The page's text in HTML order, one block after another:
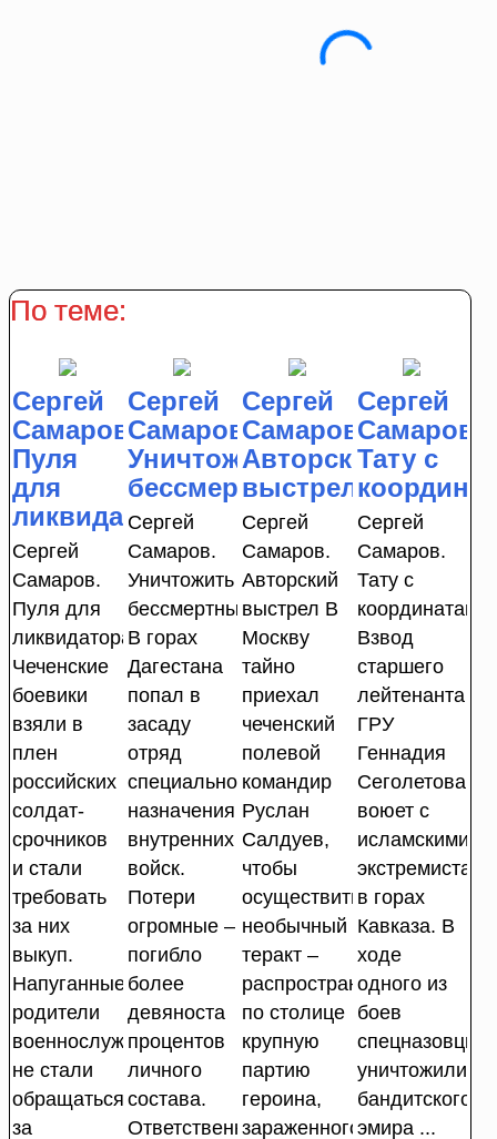
По теме:
Сергей
Самаров.
Пуля
для
ликвидатора
Сергей
Самаров.
Пуля для
ликвидатора
Чеченские
боевики
взяли в
плен
российских
солдат-
срочников
и стали
требовать
за них
выкуп.
Напуганные
родители
военнослужащих
не стали
обращаться
за
Сергей
Самаров.
Уничтожить
бессмертных
Сергей
Самаров.
Уничтожить
бессмертных
В горах
Дагестана
попал в
засаду
отряд
специального
назначения
внутренних
войск.
Потери
огромные –
погибло
более
девяноста
процентов
личного
состава.
Ответственность
Сергей
Самаров.
Авторский
выстрел
Сергей
Самаров.
Авторский
выстрел В
Москву
тайно
приехал
чеченский
полевой
командир
Руслан
Салдуев,
чтобы
осуществить
необычный
теракт –
распространить
по столице
крупную
партию
героина,
зараженного
Сергей
Самаров.
Тату с
Сергей
Самаров.
Тату с
координатами
Взвод
старшего
лейтенанта
ГРУ
Геннадия
Сеголетова
воюет с
исламскими
экстремистами
в горах
Кавказа. В
ходе
одного из
боев
спецназовцы
уничтожили
бандитского
эмира ...